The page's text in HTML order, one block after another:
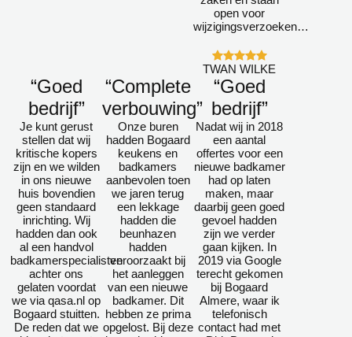
open voor
wijzigingsverzoeken…
TWAN WILKE
“Goed
bedrijf”
Je kunt gerust
stellen dat wij
kritische kopers
zijn en we wilden
in ons nieuwe
huis bovendien
geen standaard
inrichting. Wij
hadden dan ook
al een handvol
badkamerspecialisten
achter ons
gelaten voordat
we via qasa.nl op
Bogaard stuitten.
De reden dat we
“Complete
verbouwing”
Onze buren
hadden Bogaard
keukens en
badkamers
aanbevolen toen
we jaren terug
een lekkage
hadden die
beunhazen
hadden
veroorzaakt bij
het aanleggen
van een nieuwe
badkamer. Dit
hebben ze prima
opgelost. Bij deze
“Goed
bedrijf”
Nadat wij in 2018
een aantal
offertes voor een
nieuwe badkamer
had op laten
maken, maar
daarbij geen goed
gevoel hadden
zijn we verder
gaan kijken. In
2019 via Google
terecht gekomen
bij Bogaard
Almere, waar ik
telefonisch
contact had met